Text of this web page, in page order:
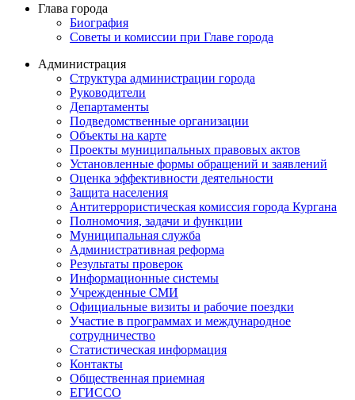
Глава города
Биография
Советы и комиссии при Главе города
Администрация
Структура администрации города
Руководители
Департаменты
Подведомственные организации
Объекты на карте
Проекты муниципальных правовых актов
Установленные формы обращений и заявлений
Оценка эффективности деятельности
Защита населения
Антитеррористическая комиссия города Кургана
Полномочия, задачи и функции
Муниципальная служба
Административная реформа
Результаты проверок
Информационные системы
Учрежденные СМИ
Официальные визиты и рабочие поездки
Участие в программах и международное
сотрудничество
Статистическая информация
Контакты
Общественная приемная
ЕГИССО